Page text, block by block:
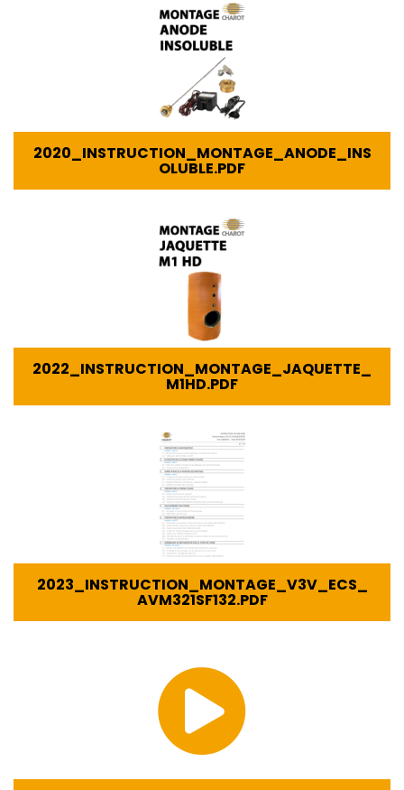
2020_INSTRUCTION_MONTAGE_ANODE_INS
OLUBLE.PDF
2022_INSTRUCTION_MONTAGE_JAQUETTE_
M1HD.PDF
2023_INSTRUCTION_MONTAGE_V3V_ECS_
AVM321SF132.PDF